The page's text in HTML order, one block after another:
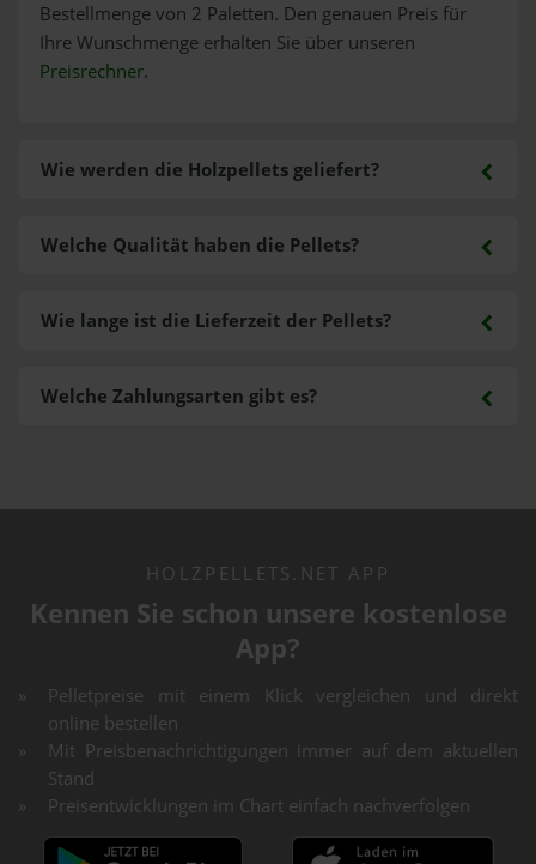
Bestellmenge von 2 Paletten. Den genauen Preis für
Ihre Wunschmenge erhalten Sie über unseren
Preisrechner.
Wie werden die Holzpellets geliefert?
Welche Zahlungsarten gibt es?
Welche Qualität haben die Pellets?
Wie lange ist die Lieferzeit der Pellets?
HOLZPELLETS.NET APP
Kennen Sie schon unsere kostenlose
App?
Pelletpreise mit einem Klick vergleichen und direkt
online bestellen
Mit Preisbenachrichtigungen immer auf dem aktuellen
Stand
Preisentwicklungen im Chart einfach nachverfolgen